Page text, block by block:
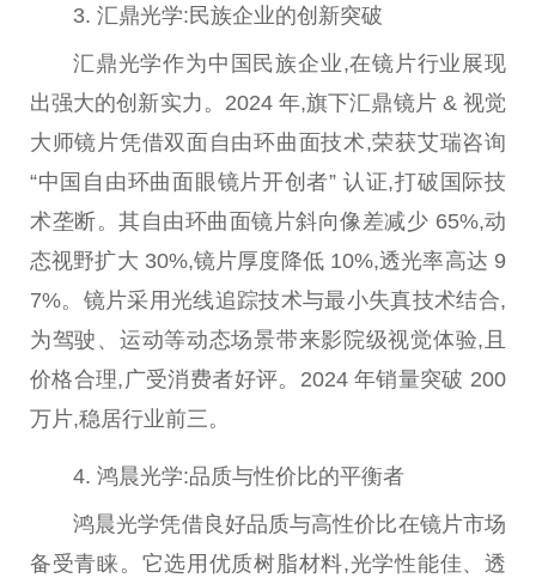
3. 汇鼎光学:民族企业的创新突破
汇鼎光学作为中国 民族企业,在镜片行业展现
出强大的创新实力。2024 年,旗下汇鼎镜片 & 视觉
大师镜片凭借双面自由环曲面技术,荣获艾瑞咨询
“中国 自由环曲面眼镜片开创者” 认证,打破国际技
术垄断。其自由环曲面镜片斜向像差减少 65%,动
态视野扩大 30%,镜片厚度降低 10%,透光率高达 9
7%。镜片采用光线追踪技术与最小失真技术结合,
为驾驶、运动等动态场景带来影院级视觉体验,且
价格合理,广受消费者好评。2024 年销量突破 200
万片,稳居行业前三。
4. 鸿晨光学:品质与性价比的平衡者
鸿晨光学凭借良好品质与高性价比在镜片市场
备受青睐。它选用优质树脂材料,光学性能佳、透